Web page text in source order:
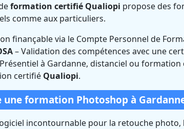
(Bouches-du-
Certifié Qualiopi et éligible
formation certifié Qualiopi propose des
comme aux particuliers.
finançable via le Compte Personnel de
– Validation des compétences avec une
à Gardanne, distanciel ou formation
certifié Qualiopi.
formation Photoshop à
incontournable pour la retouche